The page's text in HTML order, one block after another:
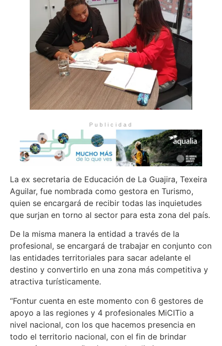
Publicidad
La ex secretaria de Educación de La Guajira, Texeira
Aguilar, fue nombrada como gestora en Turismo,
quien se encargará de recibir todas las inquietudes
que surjan en torno al sector para esta zona del país.
De la misma manera la entidad a través de la
profesional, se encargará de trabajar en conjunto con
las entidades territoriales para sacar adelante el
destino y convertirlo en una zona más competitiva y
atractiva turísticamente.
“Fontur cuenta en este momento con 6 gestores de
apoyo a las regiones y 4 profesionales MiCITio a
nivel nacional, con los que hacemos presencia en
todo el territorio nacional, con el fin de brindar